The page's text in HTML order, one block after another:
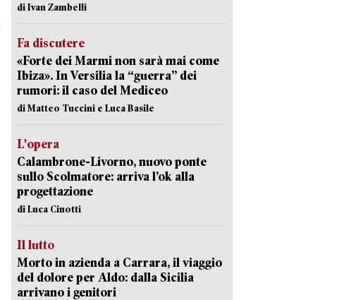
di Ivan Zambelli
Fa discutere
«Forte dei Marmi non sarà mai come
Ibiza». In Versilia la “guerra” dei
rumori: il caso del Mediceo
di Matteo Tuccini e Luca Basile
L'opera
Calambrone-Livorno, nuovo ponte
sullo Scolmatore: arriva l’ok alla
progettazione
di Luca Cinotti
Il lutto
Morto in azienda a Carrara, il viaggio
del dolore per Aldo: dalla Sicilia
arrivano i genitori